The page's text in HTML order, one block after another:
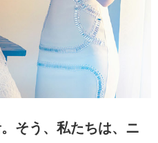
そう、私たちは、ニ